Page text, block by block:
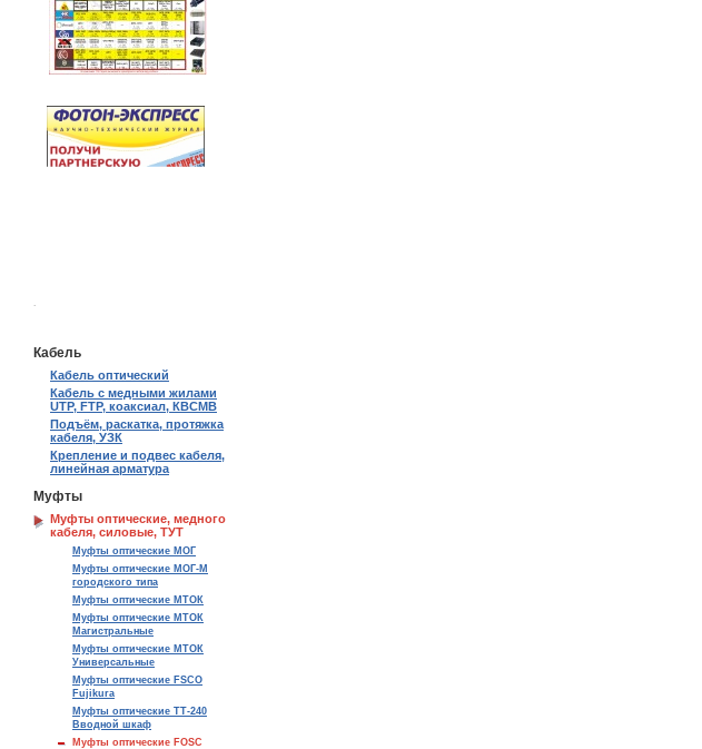
.
Кабель
Кабель оптический
Кабель с медными жилами
UTP, FTP, коаксиал, КВСМВ
Подъём, раскатка, протяжка
кабеля, УЗК
Крепление и подвес кабеля,
линейная арматура
Муфты
Муфты оптические, медного
кабеля, силовые, ТУТ
Муфты оптические МОГ
Муфты оптические МОГ-М
городского типа
Муфты оптические МТОК
Муфты оптические МТОК
Магистральные
Муфты оптические МТОК
Универсальные
Муфты оптические FSCO
Fujikura
Муфты оптические ТТ-240
Вводной шкаф
Муфты оптические FOSC